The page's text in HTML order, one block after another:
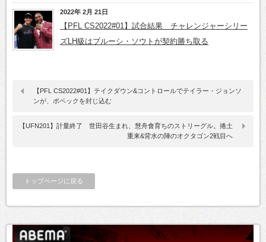
2022年 2月 21日
【PFL CS2022#01】試合結果 チャレンジャーシリー
ズLH級はブルーシ・ソウトが契約勝ち取る
【PFL CS2022#01】テイクダウン&コントロールでテイラー・ジョンソ
ンが、ポペックを封じ込む
【UFN201】計量終了 世田谷生まれ、慧舟會育ちのストリーグル。捲土
重来&背水の陣のオクタゴン2戦目へ
トップページに戻る